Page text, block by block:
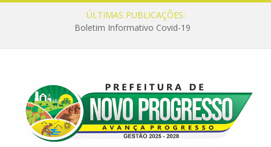
ÚLTIMAS PUBLICAÇÕES:
Boletim Informativo Covid-19